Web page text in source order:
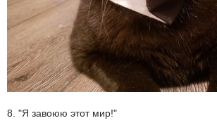
8. "Я завоюю этот мир!"